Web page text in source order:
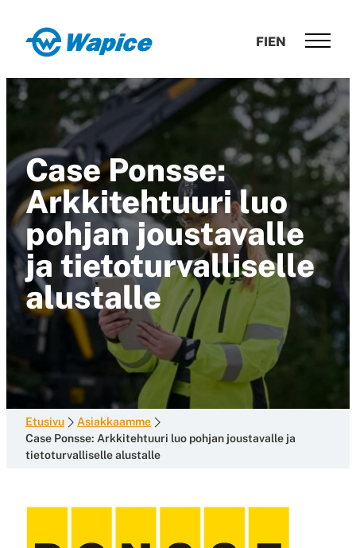
suoraan
sisältöön
Wapice
development
to-
end
competence
FIEN
Case Ponsse:
Arkkitehtuuri luo
pohjan joustavalle
ja tietoturvalliselle
alustalle
Etusivu
Asiakkaamme
Case Ponsse: Arkkitehtuuri luo pohjan joustavalle ja
tietoturvalliselle alustalle